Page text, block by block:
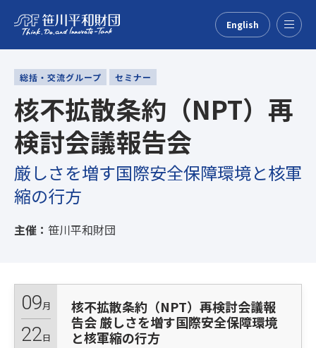
English
総括・交流グループ セミナー
核不拡散条約（NPT）再
検討会議報告会
厳しさを増す国際安全保障環境と核軍
縮の行方
主催： 笹川平和財団
09月
22日
核不拡散条約（NPT）再検討会議報
告会 厳しさを増す国際安全保障環境
と核軍縮の行方